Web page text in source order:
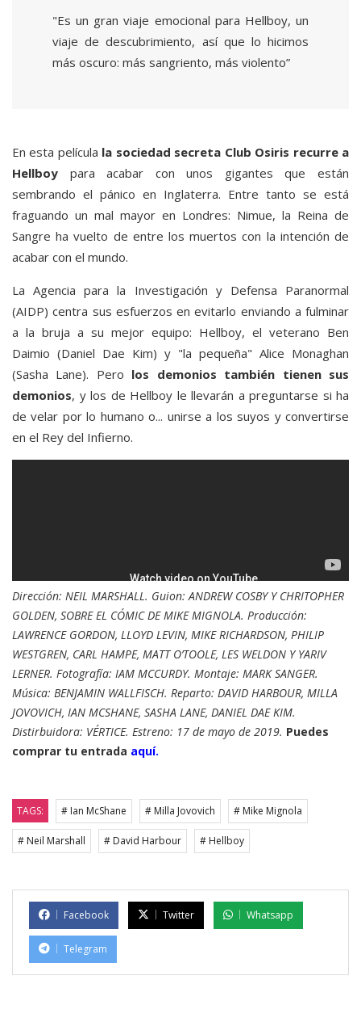
"Es un gran viaje emocional para Hellboy, un
viaje de descubrimiento, así que lo hicimos
más oscuro: más sangriento, más violento”
En esta película la sociedad secreta Club Osiris recurre a
Hellboy para acabar con unos gigantes que están
sembrando el pánico en Inglaterra. Entre tanto se está
fraguando un mal mayor en Londres: Nimue, la Reina de
Sangre ha vuelto de entre los muertos con la intención de
acabar con el mundo.
La Agencia para la Investigación y Defensa Paranormal
(AIDP) centra sus esfuerzos en evitarlo enviando a fulminar
a la bruja a su mejor equipo: Hellboy, el veterano Ben
Daimio (Daniel Dae Kim) y "la pequeña" Alice Monaghan
(Sasha Lane). Pero los demonios también tienen sus
demonios, y los de Hellboy le llevarán a preguntarse si ha
de velar por lo humano o... unirse a los suyos y convertirse
en el Rey del Infierno.
Dirección: NEIL MARSHALL. Guion: ANDREW COSBY Y CHRITOPHER
GOLDEN, SOBRE EL CÓMIC DE MIKE MIGNOLA. Producción:
LAWRENCE GORDON, LLOYD LEVIN, MIKE RICHARDSON, PHILIP
WESTGREN, CARL HAMPE, MATT O’TOOLE, LES WELDON Y YARIV
LERNER. Fotografía: IAM MCCURDY. Montaje: MARK SANGER.
Música: BENJAMIN WALLFISCH. Reparto: DAVID HARBOUR, MILLA
JOVOVICH, IAN MCSHANE, SASHA LANE, DANIEL DAE KIM.
Distirbuidora: VÉRTICE. Estreno: 17 de mayo de 2019. Puedes
comprar tu entrada aquí.
TAGS: # Ian McShane # Milla Jovovich # Mike Mignola
# Neil Marshall # David Harbour # Hellboy
Facebook Twitter Whatsapp
Telegram